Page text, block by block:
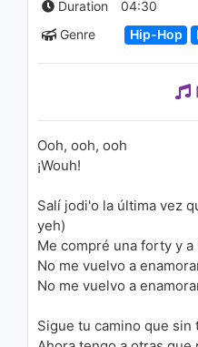
04:17
03:49
Duration
04:30
Genre
Hip-Hop
Ooh, ooh, ooh
¡Wouh!
Salí jodi'o la última vez
yeh)
Me compré una forty y
No me vuelvo a
No me vuelvo a
Sigue tu camino que sin